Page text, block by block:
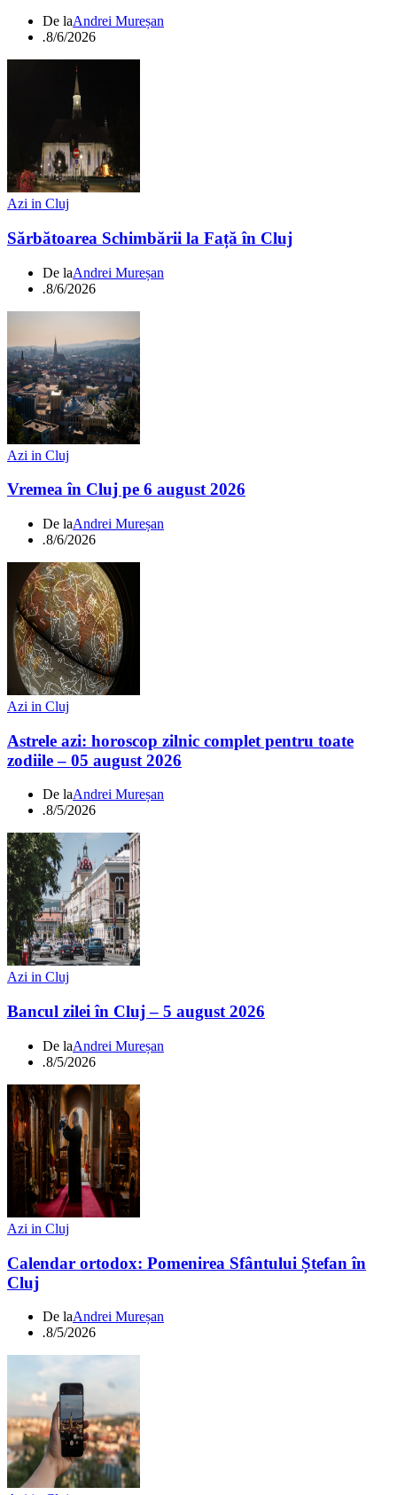
De laAndrei Mureșan
.8/6/2026
Azi in Cluj
Sărbătoarea Schimbării la Față în Cluj
De laAndrei Mureșan
.8/6/2026
Azi in Cluj
Vremea în Cluj pe 6 august 2026
De laAndrei Mureșan
.8/6/2026
Azi in Cluj
Astrele azi: horoscop zilnic complet pentru toate
zodiile – 05 august 2026
De laAndrei Mureșan
.8/5/2026
Azi in Cluj
Bancul zilei în Cluj – 5 august 2026
De laAndrei Mureșan
.8/5/2026
Azi in Cluj
Calendar ortodox: Pomenirea Sfântului Ștefan în
Cluj
De laAndrei Mureșan
.8/5/2026